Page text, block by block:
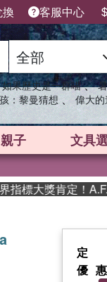
客服中心
如果歷史是一群喵 、
：黎曼猜想 、 偉大
親子 文具
大獎肯定！A.F.
定
優